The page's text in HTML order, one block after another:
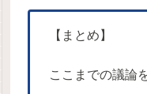
【まとめ】
ここまでの議論